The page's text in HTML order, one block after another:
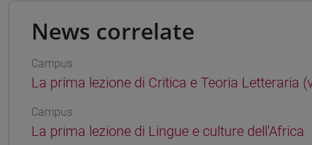
News correlate
Campus
La prima lezione di Critica e Teoria Letteraria
Campus
La prima lezione di Lingue e culture dell'Africa